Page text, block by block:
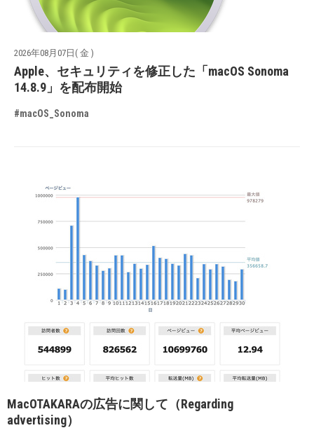
2026年08月07日( 金 )
Apple、セキュリティを修正した「macOS Sonoma
14.8.9」を配布開始
#macOS_Sonoma
MacOTAKARAの広告に関して（Regarding
advertising）